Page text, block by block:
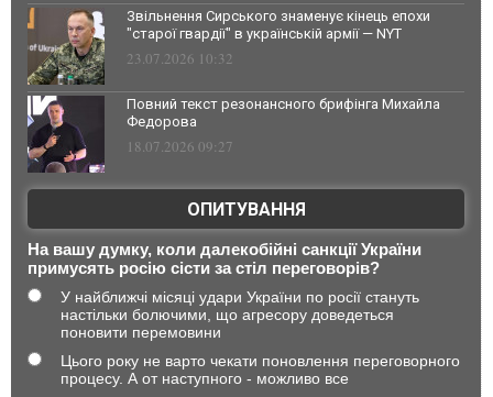
Звільнення Сирського знаменує кінець епохи
"старої гвардії" в українській армії — NYT
23.07.2026 10:32
Повний текст резонансного брифінга Михайла
Федорова
18.07.2026 09:27
ОПИТУВАННЯ
На вашу думку, коли далекобійні санкції України
примусять росію сісти за стіл переговорів?
У найближчі місяці удари України по росії стануть
настільки болючими, що агресору доведеться
поновити перемовини
Цього року не варто чекати поновлення переговорного
процесу. А от наступного - можливо все